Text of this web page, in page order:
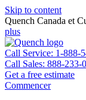
Skip to content
Quench Canada et
plus
Call Service: 1-888-
Call Sales: 888-233-
Get a free estimate
Commencer